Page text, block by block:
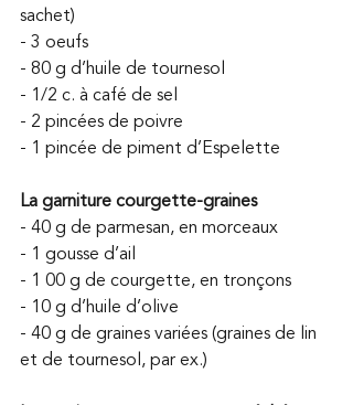
sachet)
- 3 oeufs
- 80 g d’huile de tournesol
- 1/2 c. à café de sel
- 2 pincées de poivre
- 1 pincée de piment d’Espelette
La garniture courgette-graines
- 40 g de parmesan, en morceaux
- 1 gousse d’ail
- 1 00 g de courgette, en tronçons
- 10 g d’huile d’olive
- 40 g de graines variées (graines de lin
et de tournesol, par ex.)